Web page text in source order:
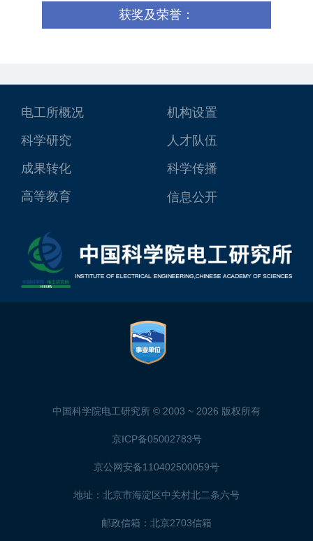
获奖及荣誉：
电工所概况
机构设置
科学研究
人才队伍
成果转化
科学传播
高等教育
信息公开
中国科学院电工研究所 © 2003 ~ 2026 版权所有
京ICP备05002783号
京公网安备110402500059号
地址：北京市海淀区中关村北二条六号
邮政信箱：北京2703信箱